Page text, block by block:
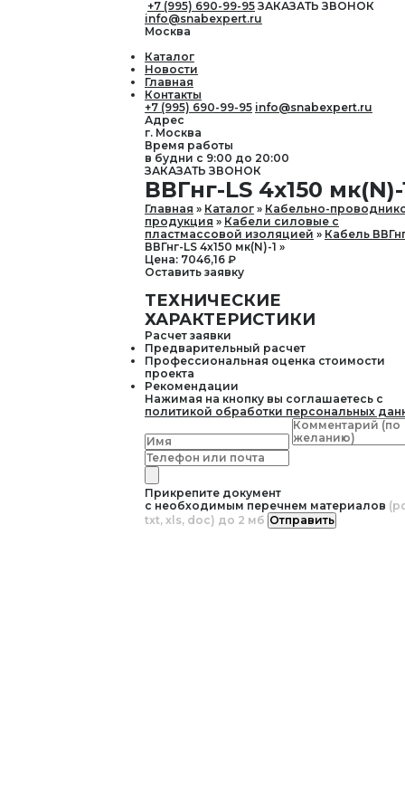
+7 (995) 690-99-95 ЗАКАЗАТЬ ЗВОНОК
info@snabexpert.ru
Москва
Каталог
Новости
Главная
Контакты
+7 (995) 690-99-95 info@snabexpert.ru
Адрес
г. Москва
Время работы
в будни с 9:00 до 20:00
ЗАКАЗАТЬ ЗВОНОК
ВВГнг-LS 4х150 мк(N)-
Главная Каталог
Кабельно-
продукция
Кабели силовые с
пластмассовой изоляцией
Кабель
ВВГнг-LS 4х150 мк(N)-1
Цена: 7046,16 ₽
Оставить заявку
ТЕХНИЧЕСКИЕ
ХАРАКТЕРИСТИКИ
Расчет заявки
Предварительный расчет
Профессиональная оценка стоимости
проекта
Рекомендации
Нажимая на кнопку вы соглашаетесь с
политикой обработки персональных
Прикрепите документ
с необходимым перечнем материалов
txt, xls, doc) до 2 мб Отправить